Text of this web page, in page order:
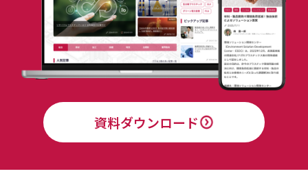
資料ダウンロード